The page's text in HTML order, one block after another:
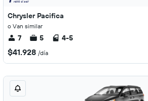
Chrysler Pacifica
o Van similar
7 5 4-5
$41.928 /día